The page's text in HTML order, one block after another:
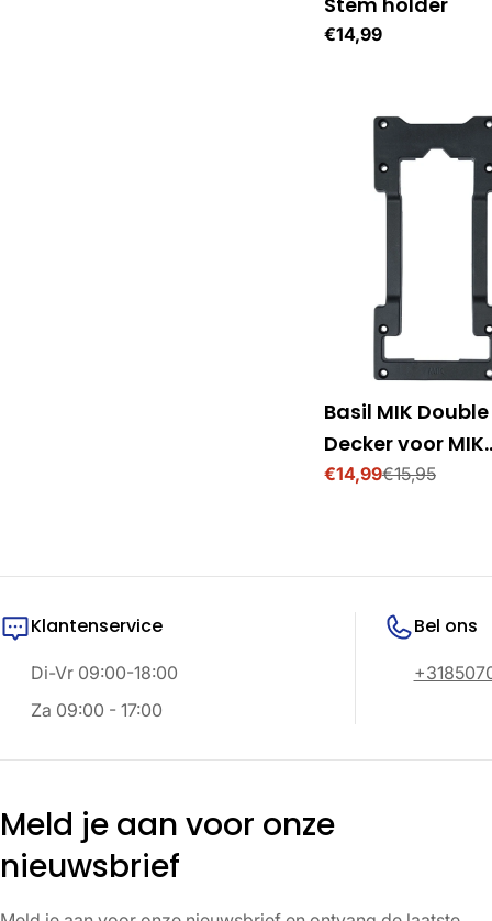
Normale
€14,99
Basil MIK Double
Decker voor MIK
adapterplaat
Verkoopprijs
€14,99
Normale€15,95
Klantenservice
Di-Vr 09:00-18:00
Za 09:00 - 17:00
Bel ons
Meld je aan voor onze
nieuwsbrief